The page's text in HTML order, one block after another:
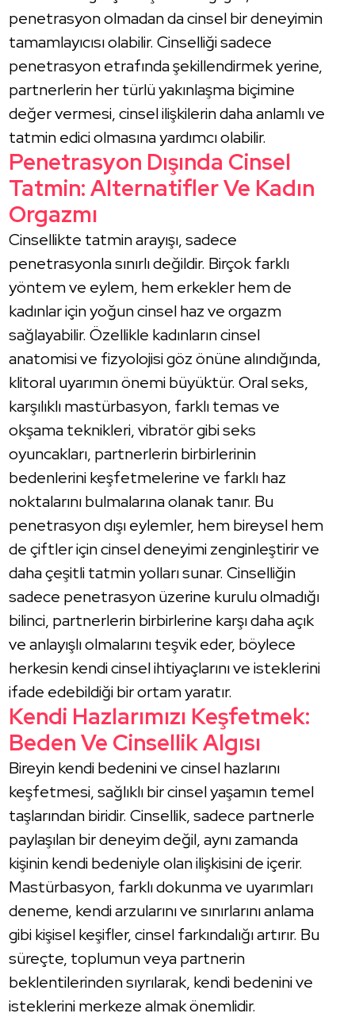
penetrasyon olmadan da cinsel bir deneyimin
tamamlayıcısı olabilir. Cinselliği sadece
penetrasyon etrafında şekillendirmek yerine,
partnerlerin her türlü yakınlaşma biçimine
değer vermesi, cinsel ilişkilerin daha anlamlı ve
tatmin edici olmasına yardımcı olabilir.
Penetrasyon Dışında Cinsel
Tatmin: Alternatifler Ve Kadın
Orgazmı
Cinsellikte tatmin arayışı, sadece
penetrasyonla sınırlı değildir. Birçok farklı
yöntem ve eylem, hem erkekler hem de
kadınlar için yoğun cinsel haz ve orgazm
sağlayabilir. Özellikle kadınların cinsel
anatomisi ve fizyolojisi göz önüne alındığında,
klitoral uyarımın önemi büyüktür. Oral seks,
karşılıklı mastürbasyon, farklı temas ve
okşama teknikleri, vibratör gibi seks
oyuncakları, partnerlerin birbirlerinin
bedenlerini keşfetmelerine ve farklı haz
noktalarını bulmalarına olanak tanır. Bu
penetrasyon dışı eylemler, hem bireysel hem
de çiftler için cinsel deneyimi zenginleştirir ve
daha çeşitli tatmin yolları sunar. Cinselliğin
sadece penetrasyon üzerine kurulu olmadığı
bilinci, partnerlerin birbirlerine karşı daha açık
ve anlayışlı olmalarını teşvik eder, böylece
herkesin kendi cinsel ihtiyaçlarını ve isteklerini
ifade edebildiği bir ortam yaratır.
Kendi Hazlarımızı Keşfetmek:
Beden Ve Cinsellik Algısı
Bireyin kendi bedenini ve cinsel hazlarını
keşfetmesi, sağlıklı bir cinsel yaşamın temel
taşlarından biridir. Cinsellik, sadece partnerle
paylaşılan bir deneyim değil, aynı zamanda
kişinin kendi bedeniyle olan ilişkisini de içerir.
Mastürbasyon, farklı dokunma ve uyarımları
deneme, kendi arzularını ve sınırlarını anlama
gibi kişisel keşifler, cinsel farkındalığı artırır. Bu
süreçte, toplumun veya partnerin
beklentilerinden sıyrılarak, kendi bedenini ve
isteklerini merkeze almak önemlidir.